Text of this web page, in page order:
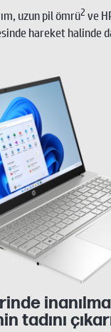
uzun pil ömrü2 ve
hareket halinde
tadını